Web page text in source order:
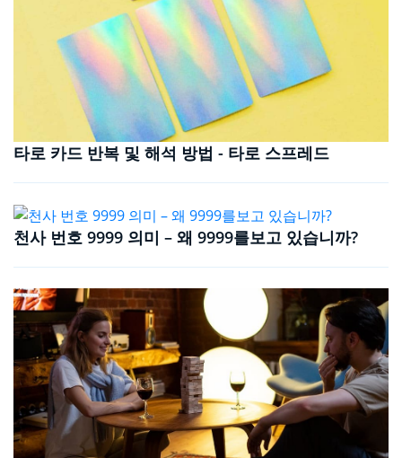
타로 카드 반복 및 해석 방법 - 타로 스프레드
천사 번호 9999 의미 – 왜 9999를보고 있습니까?